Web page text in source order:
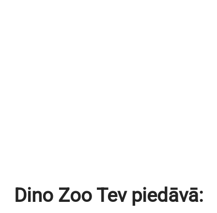
Dino Zoo Tev piedāvā: